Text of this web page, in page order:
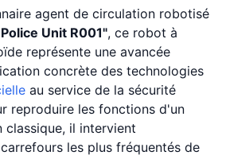
agent de circulation robotisé
Unit R001", ce robot à
représente une avancée
concrète des technologies
au service de la sécurité
reproduire les fonctions d'un
il intervient
les plus fréquentés de